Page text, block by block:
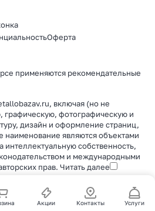
Акции Контакты Услуги
Оферта
применяются рекомендательные
включая (но не
графическую, фотографическую и
дизайн и оформление страниц,
являются объектами
интеллектуальную собственность,
и международными
прав. Читать далее